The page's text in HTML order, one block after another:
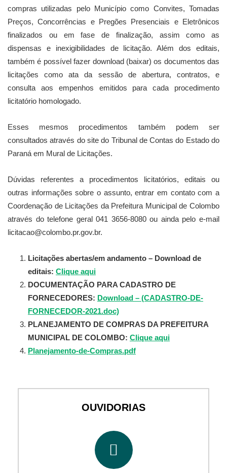
compras utilizadas pelo Município como Convites, Tomadas
Preços, Concorrências e Pregões Presenciais e Eletrônicos
finalizados ou em fase de finalização, assim como as
dispensas e inexigibilidades de licitação. Além dos editais,
também é possível fazer download (baixar) os documentos das
licitações como ata da sessão de abertura, contratos, e
consulta aos empenhos emitidos para cada procedimento
licitatório homologado.
Esses mesmos procedimentos também podem ser
consultados através do site do Tribunal de Contas do Estado do
Paraná em Mural de Licitações.
Dúvidas referentes a procedimentos licitatórios, editais ou
outras informações sobre o assunto, entrar em contato com a
Coordenação de Licitações da Prefeitura Municipal de Colombo
através do telefone geral 041 3656-8080 ou ainda pelo e-mail
licitacao@colombo.pr.gov.br.
Licitações abertas/em andamento – Download de
editais: Clique aqui
DOCUMENTAÇÃO PARA CADASTRO DE
FORNECEDORES: Download – (CADASTRO-DE-
FORNECEDOR-2021.doc)
PLANEJAMENTO DE COMPRAS DA PREFEITURA
MUNICIPAL DE COLOMBO: Clique aqui
Planejamento-de-Compras.pdf
OUVIDORIAS